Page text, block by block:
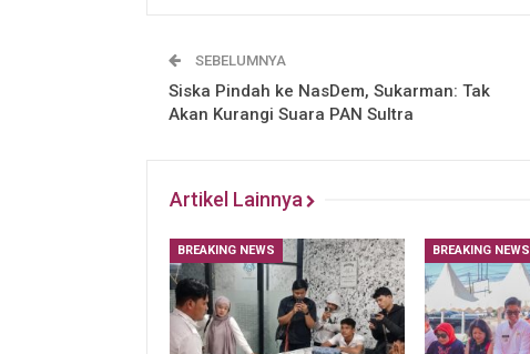
SEBELUMNYA
Siska Pindah ke NasDem, Sukarman: Tak
Akan Kurangi Suara PAN Sultra
Artikel Lainnya
BREAKING NEWS BREAKING NEWS